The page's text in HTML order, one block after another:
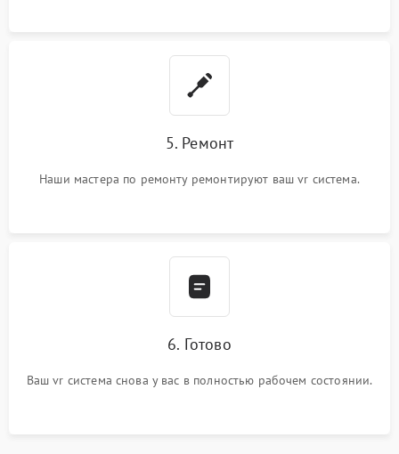
5. Ремонт
Наши мастера по ремонту ремонтируют ваш vr система.
6. Готово
Ваш vr система снова у вас в полностью рабочем состоянии.